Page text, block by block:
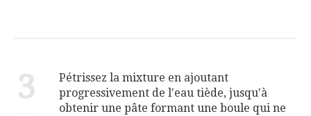
3
Pétrissez la mixture en ajoutant
progressivement de l'eau tiède, jusqu'à
obtenir une pâte formant une boule qui ne